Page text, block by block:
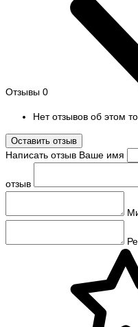
Отзывы 0
Нет отзывов об этом
Оставить отзыв
Написать отзыв Ваше имя
отзыв